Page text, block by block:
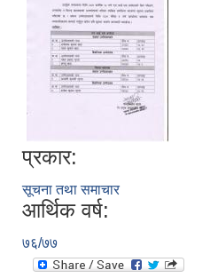
प्रकार:
सूचना तथा समाचार
आर्थिक वर्ष:
७६/७७